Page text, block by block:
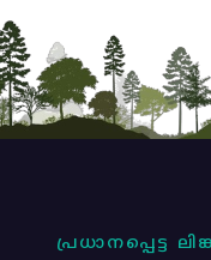
പ്രധാനപ്പെട്ട